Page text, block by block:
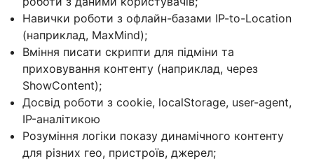
Навички роботи з офлайн-базами IP-to-Location
(наприклад, MaxMind);
Вміння писати скрипти для підміни та
приховування контенту (наприклад, через
ShowContent);
Досвід роботи з cookie, localStorage, user-agent,
IP-аналітикою
Розуміння логіки показу динамічного контенту
для різних гео, пристроїв, джерел;